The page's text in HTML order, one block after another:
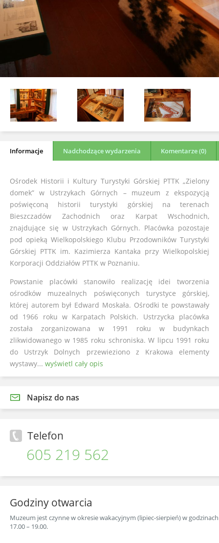
Informacje Nadchodzące wydarzenia Komentarze (0)
Ośrodek Historii i Kultury Turystyki Górskiej PTTK „Zielony
domek” w Ustrzykach Górnych – muzeum z ekspozycją
poświęconą historii turystyki górskiej na terenach
Bieszczadów Zachodnich oraz Karpat Wschodnich,
znajdujące się w Ustrzykach Górnych. Placówka pozostaje
pod opieką Wielkopolskiego Klubu Przodowników Turystyki
Górskiej PTTK im. Kazimierza Kantaka przy Wielkopolskiej
Korporacji Oddziałów PTTK w Poznaniu.
Powstanie placówki stanowiło realizację idei tworzenia
ośrodków muzealnych poświęconych turystyce górskiej,
której autorem był Edward Moskała. Ośrodki te powstawały
od 1966 roku w Karpatach Polskich. Ustrzycka placówka
została zorganizowana w 1991 roku w budynkach
zlikwidowanego w 1985 roku schroniska. W lipcu 1991 roku
do Ustrzyk Dolnych przewieziono z Krakowa elementy
wystawy... wyświetl cały opis
Napisz do nas
Telefon
605 219 562
Godziny otwarcia
Muzeum jest czynne w okresie wakacyjnym (lipiec-sierpień) w godzinach
17.00 – 19.00.